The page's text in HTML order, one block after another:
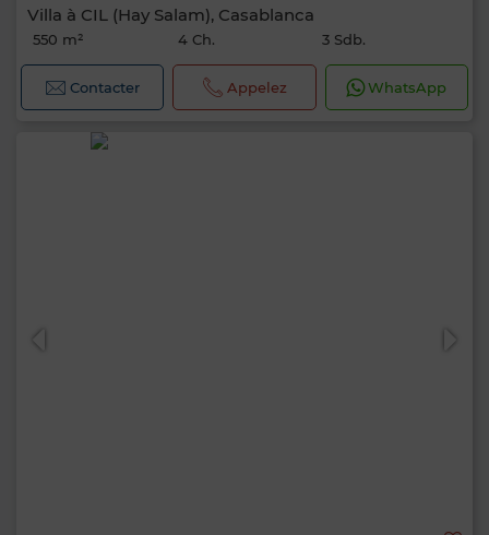
Villa à CIL (Hay Salam), Casablanca
550 m² 4 Ch. 3 Sdb.
Contacter Appelez WhatsApp